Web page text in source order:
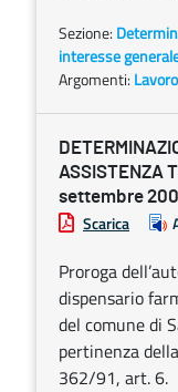
Sezione:
interesse
Argomenti:
ASSISTENZA
settembre
Scarica
Proroga
dispensario
del comune di
pertinenza
362/91, art. 6.